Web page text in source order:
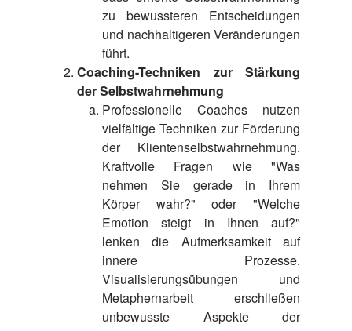
zu bewussteren Entscheidungen
und nachhaltigeren Veränderungen
führt.
Coaching-Techniken zur Stärkung
der Selbstwahrnehmung
Professionelle Coaches nutzen
vielfältige Techniken zur Förderung
der Klientenselbstwahrnehmung.
Kraftvolle Fragen wie "Was
nehmen Sie gerade in Ihrem
Körper wahr?" oder "Welche
Emotion steigt in Ihnen auf?"
lenken die Aufmerksamkeit auf
innere Prozesse.
Visualisierungsübungen und
Metaphernarbeit erschließen
unbewusste Aspekte der